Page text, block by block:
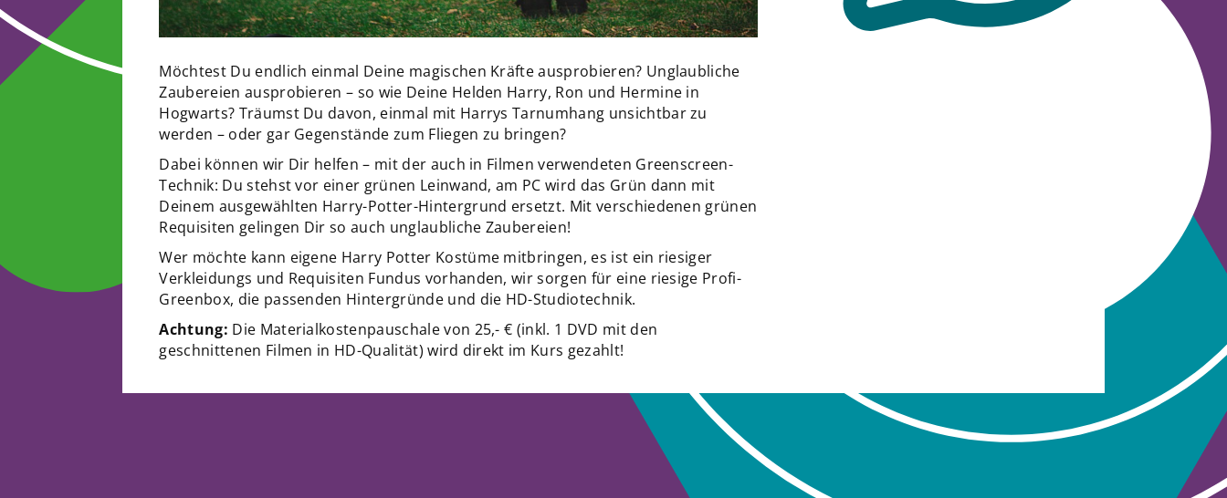
Möchtest Du endlich einmal Deine magischen Kräfte ausprobieren? Unglaubliche
Zaubereien ausprobieren – so wie Deine Helden Harry, Ron und Hermine in
Hogwarts? Träumst Du davon, einmal mit Harrys Tarnumhang unsichtbar zu
werden – oder gar Gegenstände zum Fliegen zu bringen?
Dabei können wir Dir helfen – mit der auch in Filmen verwendeten Greenscreen-
Technik: Du stehst vor einer grünen Leinwand, am PC wird das Grün dann mit
Deinem ausgewählten Harry-Potter-Hintergrund ersetzt. Mit verschiedenen grünen
Requisiten gelingen Dir so auch unglaubliche Zaubereien!
Wer möchte kann eigene Harry Potter Kostüme mitbringen, es ist ein riesiger
Verkleidungs und Requisiten Fundus vorhanden, wir sorgen für eine riesige Profi-
Greenbox, die passenden Hintergründe und die HD-Studiotechnik.
Achtung: Die Materialkostenpauschale von 25,- € (inkl. 1 DVD mit den
geschnittenen Filmen in HD-Qualität) wird direkt im Kurs gezahlt!